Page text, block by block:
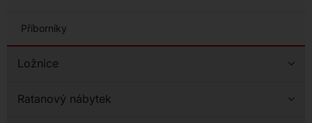
Příborníky
Ložnice
Ratanový nábytek